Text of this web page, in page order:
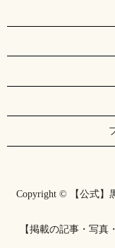
Copyright © 【公式】
【掲載の記事・写